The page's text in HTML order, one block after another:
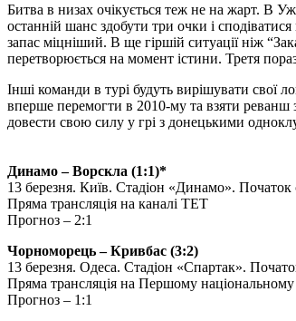
Битва в низах очікується теж не на жарт. В
останній шанс здобути три очки і
запас міцніший. В ще гіршій ситуації ніж
перетворюється на момент істини. Третя
Інші команди в турі будуть вирішувати свої
вперше перемогти в 2010-му та взяти реванш
довести свою силу у грі з донецькими
Динамо – Ворскла (1:1)*
13 березня. Київ. Стадіон «Динамо». Початок
Пряма трансляція на каналі ТЕТ
Прогноз – 2:1
Чорноморець – Кривбас (3:2)
13 березня. Одеса. Стадіон «Спартак».
Пряма трансляція на Першому національному
Прогноз – 1:1